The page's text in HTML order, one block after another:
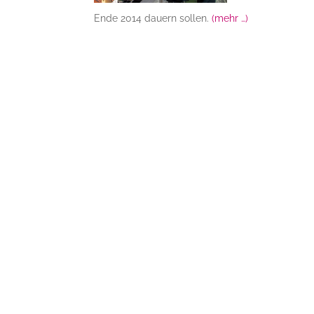
Ende 2014 dauern sollen.(mehr …)